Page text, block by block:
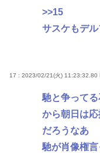
>>15
サスケもデ
17 : 2023/02/21(火) 11:23:32.80
馳と争って
から朝日は
だろうなあ
馳が肖像権